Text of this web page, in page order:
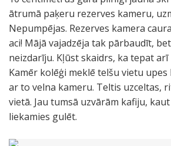
ātrumā paķeru rezerves kameru,
Nepumpējas. Rezerves kamera
aci! Mājā vajadzēja tak pārbaudīt,
neizdarīju. Kļūst skaidrs, ka tepat arī
Kamēr kolēģi meklē telšu vietu
ar to velna kameru. Teltis uzceltas,
vietā. Jau tumsā uzvārām kafiju,
liekamies gulēt.